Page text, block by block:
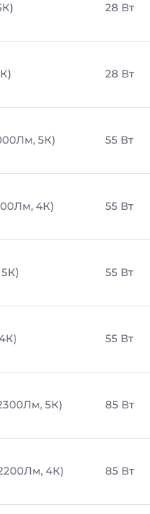
28 Вт
28 Вт
5К) 55 Вт
4К) 55 Вт
55 Вт
55 Вт
5К) 85 Вт
4К) 85 Вт